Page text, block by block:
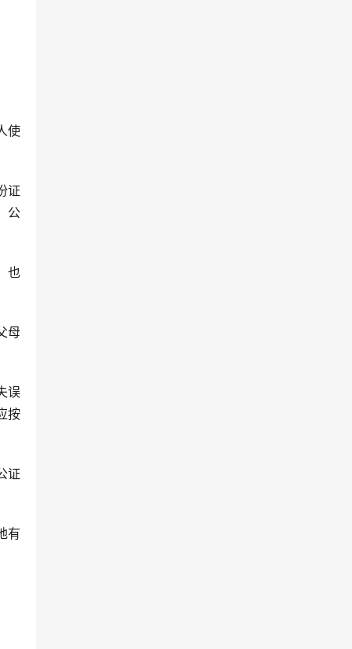
使
证
公
也
母
误
按
证
有